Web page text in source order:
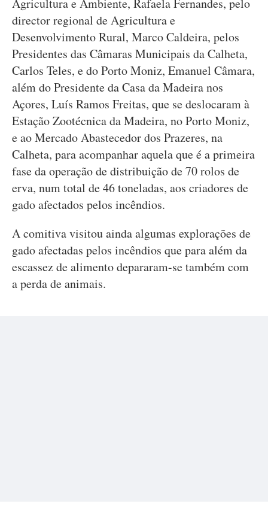
Agricultura e Ambiente, Rafaela Fernandes, pelo
director regional de Agricultura e
Desenvolvimento Rural, Marco Caldeira, pelos
Presidentes das Câmaras Municipais da Calheta,
Carlos Teles, e do Porto Moniz, Emanuel Câmara,
além do Presidente da Casa da Madeira nos
Açores, Luís Ramos Freitas, que se deslocaram à
Estação Zootécnica da Madeira, no Porto Moniz,
e ao Mercado Abastecedor dos Prazeres, na
Calheta, para acompanhar aquela que é a primeira
fase da operação de distribuição de 70 rolos de
erva, num total de 46 toneladas, aos criadores de
gado afectados pelos incêndios.
A comitiva visitou ainda algumas explorações de
gado afectadas pelos incêndios que para além da
escassez de alimento depararam-se também com
a perda de animais.